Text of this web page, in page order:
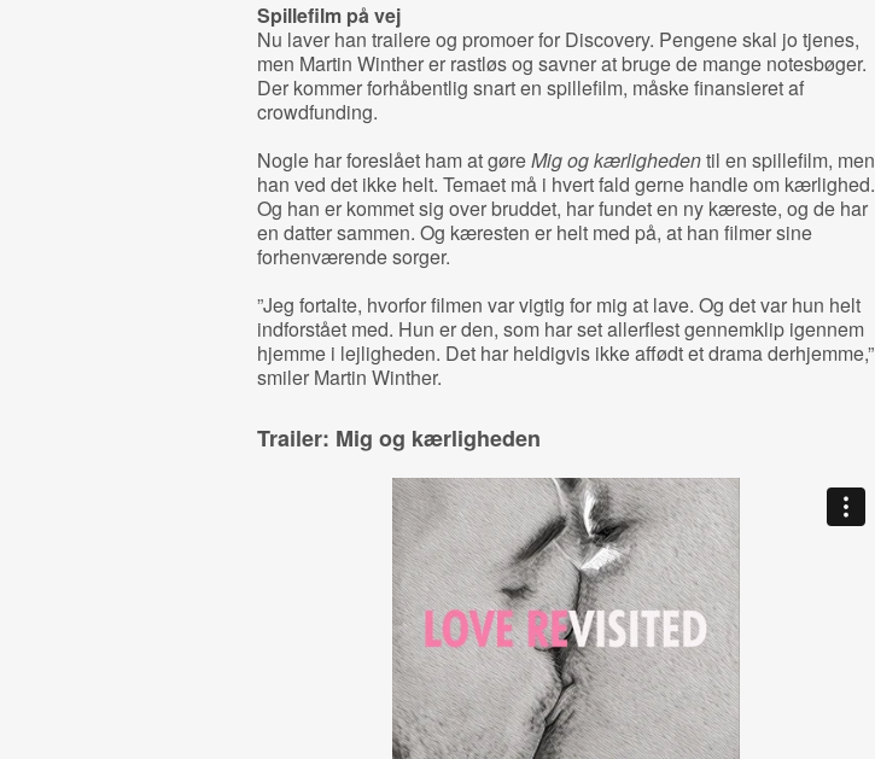
Spillefilm på vej
Nu laver han trailere og promoer for Discovery. Pengene skal jo tjenes,
men Martin Winther er rastløs og savner at bruge de mange notesbøger.
Der kommer forhåbentlig snart en spillefilm, måske finansieret af
crowdfunding.
Nogle har foreslået ham at gøreMig og kærlighedentil en spillefilm, men
han ved det ikke helt. Temaet må i hvert fald gerne handle om kærlighed.
Og han er kommet sig over bruddet, har fundet en ny kæreste, og de har
en datter sammen. Og kæresten er helt med på, at han filmer sine
forhenværende sorger.
”Jeg fortalte, hvorfor filmen var vigtig for mig at lave. Og det var hun helt
indforstået med. Hun er den, som har set allerflest gennemklip igennem
hjemme i lejligheden. Det har heldigvis ikke affødt et drama derhjemme,”
smiler Martin Winther.
Trailer: Mig og kærligheden